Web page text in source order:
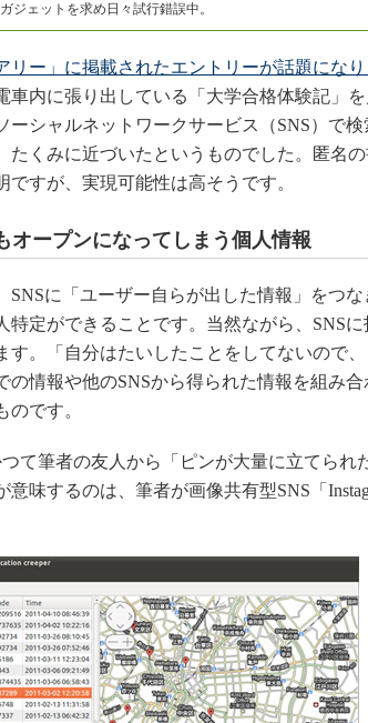
ジェットを求め日々試行錯誤中。
リー」に掲載されたエントリーが話題にな
車内に張り出している「大学合格体験記」
ーシャルネットワークサービス（SNS）で
くみに近づいたというものでした。匿名の
すが、実現可能性は高そうです。
オープンになってしまう個人情報
に「ユーザー自らが出した情報」をつな
特定ができることです。当然ながら、SNS
す。「自分はたいしたことをしてないので
の情報や他のSNSから得られた情報を組み
です。
て筆者の友人から「ピンが大量に立てられ
味するのは、筆者が画像共有型SNS「